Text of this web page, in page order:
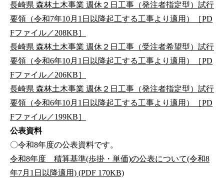
長崎県 森林土木事業 週休２日工事（発注者指定型）試行
要領（令和7年10月1日以降起工する工事より適用）［PD
Fファイル／208KB］
長崎県 森林土木事業 週休２日工事（受注者希望型）試行
要領（令和6年10月1日以降起工する工事より適用）［PD
Fファイル／206KB］
長崎県 森林土木事業 週休２日工事（発注者指定型）試行
要領（令和6年10月1日以降起工する工事より適用）［PD
Fファイル／199KB］
公表資料
〇令和8年度の公表資料です。
令和8年度 積算基準(歩掛・単価)の公表について(令和8
年7月1日以降適用) (PDF 170KB)